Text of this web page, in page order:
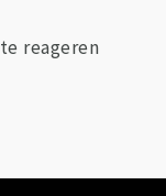
reageren